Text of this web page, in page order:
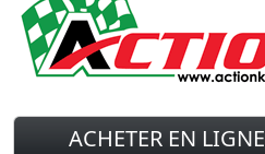
ACHETER EN LIGNE